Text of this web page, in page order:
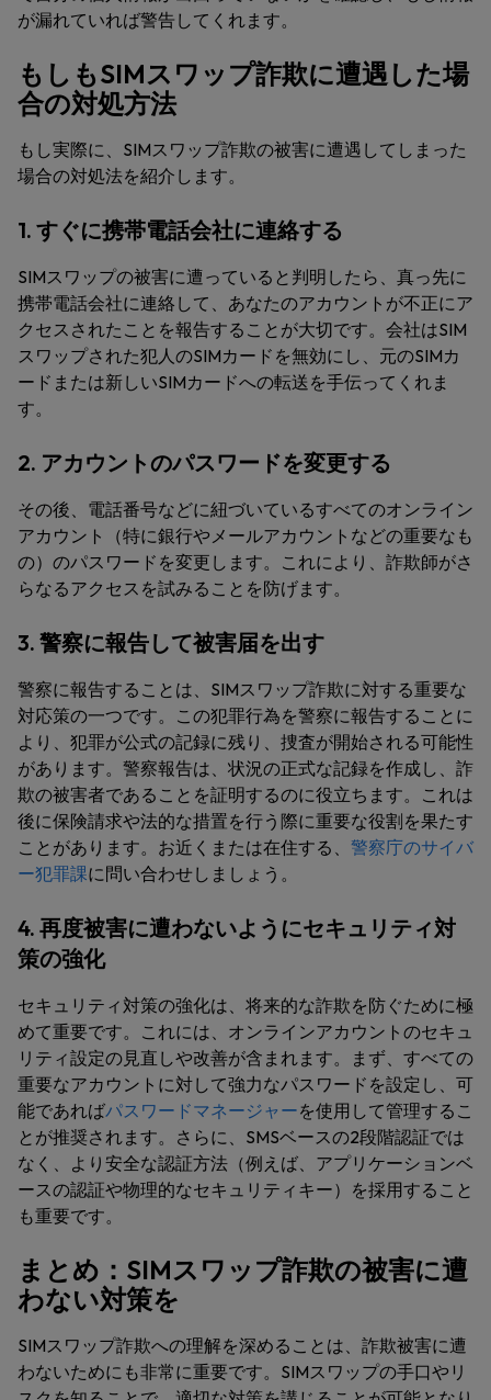
が漏れていれば警告してくれます。
もしもSIMスワップ詐欺に遭遇した場
合の対処方法
もし実際に、SIMスワップ詐欺の被害に遭遇してしまった
場合の対処法を紹介します。
1. すぐに携帯電話会社に連絡する
SIMスワップの被害に遭っていると判明したら、真っ先に
携帯電話会社に連絡して、あなたのアカウントが不正にア
クセスされたことを報告することが大切です。会社はSIM
スワップされた犯人のSIMカードを無効にし、元のSIMカ
ードまたは新しいSIMカードへの転送を手伝ってくれま
す。
2. アカウントのパスワードを変更する
その後、電話番号などに紐づいているすべてのオンライン
アカウント（特に銀行やメールアカウントなどの重要なも
の）のパスワードを変更します。これにより、詐欺師がさ
らなるアクセスを試みることを防げます。
3. 警察に報告して被害届を出す
警察に報告することは、SIMスワップ詐欺に対する重要な
対応策の一つです。この犯罪行為を警察に報告することに
より、犯罪が公式の記録に残り、捜査が開始される可能性
があります。警察報告は、状況の正式な記録を作成し、詐
欺の被害者であることを証明するのに役立ちます。これは
後に保険請求や法的な措置を行う際に重要な役割を果たす
ことがあります。お近くまたは在住する、 警察庁のサイバ
ー犯罪課に問い合わせしましょう。
4. 再度被害に遭わないようにセキュリティ対
策の強化
セキュリティ対策の強化は、将来的な詐欺を防ぐために極
めて重要です。これには、オンラインアカウントのセキュ
リティ設定の見直しや改善が含まれます。まず、すべての
重要なアカウントに対して強力なパスワードを設定し、可
能であればパスワードマネージャーを使用して管理するこ
とが推奨されます。さらに、SMSベースの2段階認証では
なく、より安全な認証方法（例えば、アプリケーションベ
ースの認証や物理的なセキュリティキー）を採用すること
も重要です。
まとめ：SIMスワップ詐欺の被害に遭
わない対策を
SIMスワップ詐欺への理解を深めることは、詐欺被害に遭
わないためにも非常に重要です。SIMスワップの手口やリ